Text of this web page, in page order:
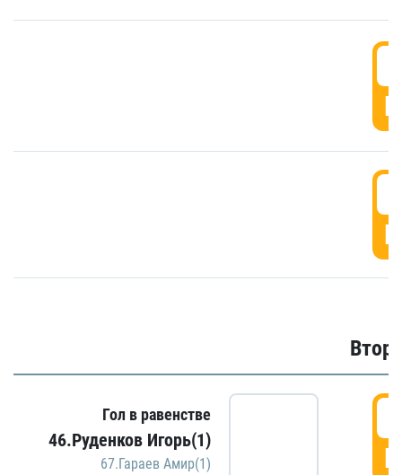
Гол в равенстве
46.Руденков Игорь(1)
67.Гараев Амир(1)